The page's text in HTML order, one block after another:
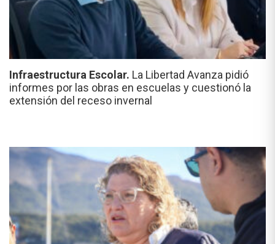
Infraestructura Escolar. La Libertad Avanza pidió
informes por las obras en escuelas y cuestionó la
extensión del receso invernal